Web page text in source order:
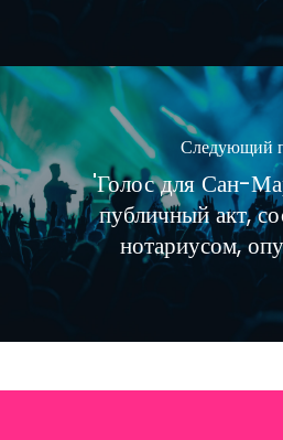
Следующий
'Голос для Сан-
публичный акт,
нотариусом,